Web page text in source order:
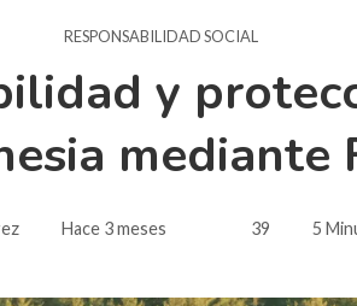
RESPONSABILIDAD SOCIAL
y
mediante
Hace 3 meses 39 5